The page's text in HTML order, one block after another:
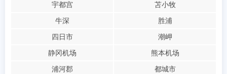
宇都宫
苫小牧
牛深
胜浦
四日市
潮岬
静冈机场
熊本机场
浦河郡
都城市